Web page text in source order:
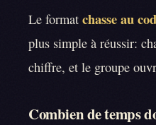
Le format chasse au
plus simple à réussir:
chiffre, et le groupe
Combien de temps